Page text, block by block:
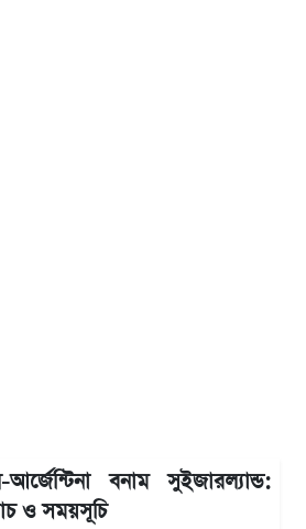
আর্জেন্টিনা বনাম সুইজারল্যান্ড:
ও সময়সূচি